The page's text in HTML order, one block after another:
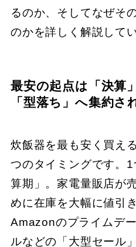
るのか、そしてなぜそ
のかを詳しく解説して
最安の起点は「決算
「型落ち」へ集約さ
炊飯器を最も安く買え
つのタイミングです。
算期」。家電量販店が
めに在庫を大幅に値引
Amazonのプライムデ
ルなどの「大型セール